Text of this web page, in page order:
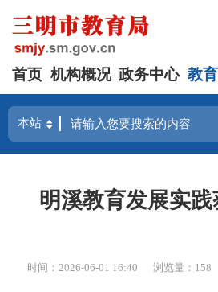
首页 机构概况 政务中心 教
明溪教育发展实
时间：2026-06-01 16:40 浏览量：158